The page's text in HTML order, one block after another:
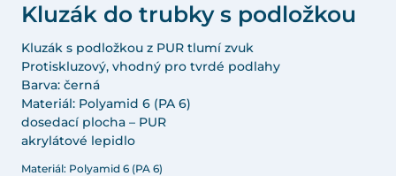
Kluzák do trubky s podložkou
Kluzák s podložkou z PUR tlumí zvuk
Protiskluzový, vhodný pro tvrdé podlahy
Barva: černá
Materiál: Polyamid 6 (PA 6)
dosedací plocha – PUR
akrylátové lepidlo
Materiál: Polyamid 6 (PA 6)